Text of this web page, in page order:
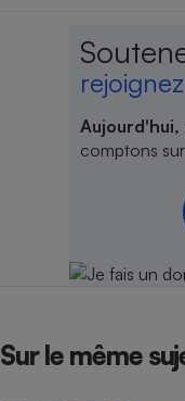
Aujourd'hui,
comptons
Sur le même